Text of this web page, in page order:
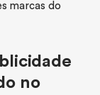
marcas do
no